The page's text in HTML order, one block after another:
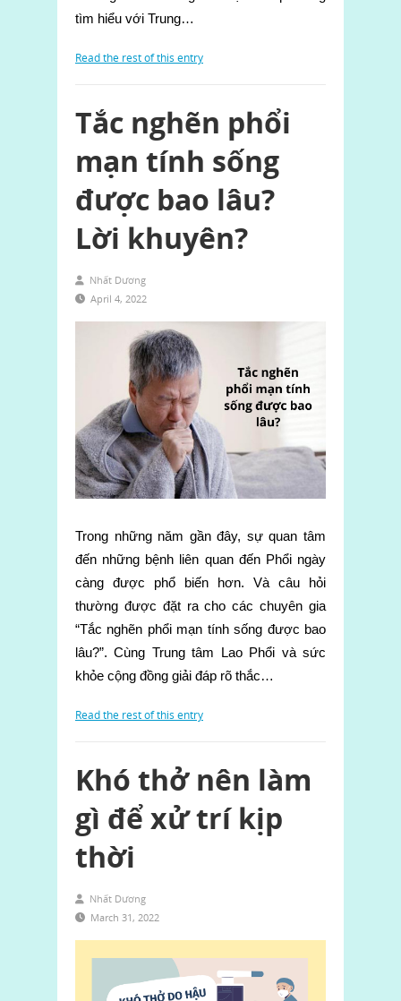
tìm hiểu với Trung…
Read the rest of this entry
Tắc nghẽn phổi
mạn tính sống
được bao lâu?
Lời khuyên?
Nhất Dương
April 4, 2022
Trong những năm gần đây, sự quan tâm
đến những bệnh liên quan đến Phổi ngày
càng được phổ biến hơn. Và câu hỏi
thường được đặt ra cho các chuyên gia
“Tắc nghẽn phổi mạn tính sống được bao
lâu?”. Cùng Trung tâm Lao Phổi và sức
khỏe cộng đồng giải đáp rõ thắc…
Read the rest of this entry
Khó thở nên làm
gì để xử trí kịp
thời
Nhất Dương
March 31, 2022